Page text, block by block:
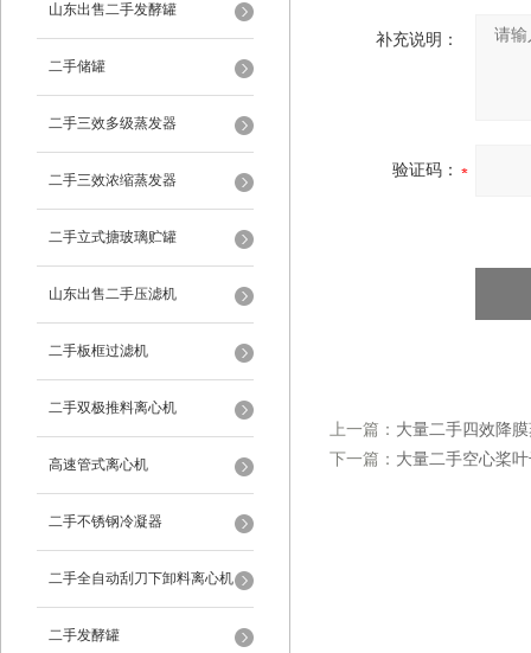
山东出售二手发酵罐
二手储罐
二手三效多级蒸发器
二手三效浓缩蒸发器
二手立式搪玻璃贮罐
山东出售二手压滤机
二手板框过滤机
二手双极推料离心机
高速管式离心机
二手不锈钢冷凝器
二手全自动刮刀下卸料离心机
二手发酵罐
补充说明：
验证码：
上一篇： 大量二手四效降
下一篇： 大量二手空心桨